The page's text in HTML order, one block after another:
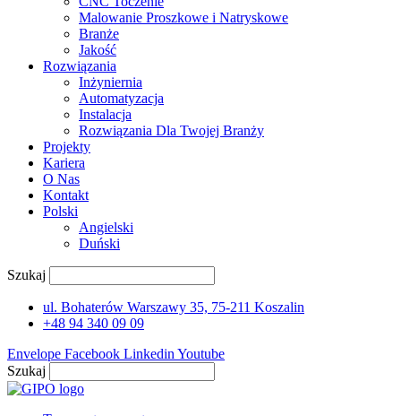
Malowanie Proszkowe i Natryskowe
Branże
Jakość
Rozwiązania
Inżyniernia
Automatyzacja
Instalacja
Rozwiązania Dla Twojej Branży
Projekty
Kariera
O Nas
Kontakt
Polski
Angielski
Duński
Szukaj
ul. Bohaterów Warszawy 35, 75-211 Koszalin
+48 94 340 09 09
Envelope Facebook Linkedin Youtube
Szukaj